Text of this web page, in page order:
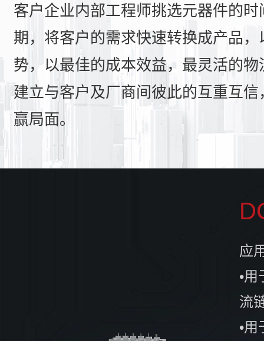
客户企业内部工程师挑选元器件的
期，将客户的需求快速转换成产品
势，以最佳的成本效益，最灵活的
建立与客户及厂商间彼此的互重互
赢局面。
应
•
流
•